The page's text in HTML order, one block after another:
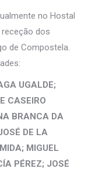
no Hostal
dos
de Compostela.
UGALDE;
CASEIRO
BRANCA DA
DE LA
MIGUEL
PÉREZ; JOSÉ